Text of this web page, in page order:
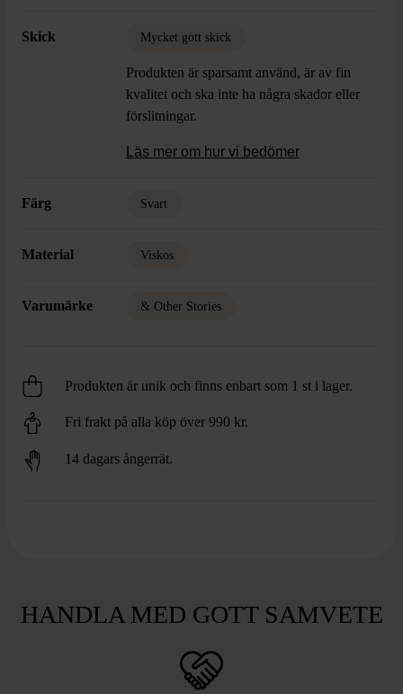
Skick Mycket gott skick
Produkten är sparsamt använd, är av fin
kvalitet och ska inte ha några skador eller
förslitningar.
Läs mer om hur vi bedömer
Färg Svart
Material Viskos
Varumärke & Other Stories
Produkten är unik och finns enbart som 1 st i lager.
Fri frakt på alla köp över 990 kr.
14 dagars ångerrät.
HANDLA MED GOTT SAMVETE